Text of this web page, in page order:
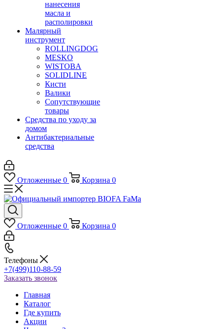
нанесения
масла и
располировки
Малярный
инструмент
ROLLINGDOG
MESKO
WISTOBA
SOLIDLINE
Кисти
Валики
Сопутствующие
товары
Средства по уходу за
домом
Антибактериальные
средства
Отложенные 0 Корзина 0
Отложенные 0 Корзина 0
Телефоны
+7(499)110-88-59
Заказать звонок
Главная
Каталог
Где купить
Акции